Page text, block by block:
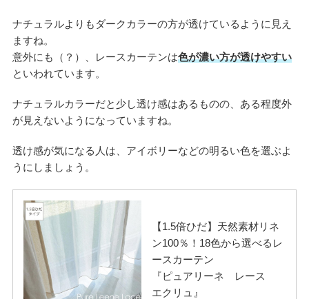
ナチュラルよりもダークカラーの方が透けているように見え
ますね。
意外にも（？）、レースカーテンは色が濃い方が透けやすい
といわれています。
ナチュラルカラーだと少し透け感はあるものの、ある程度外
が見えないようになっていますね。
透け感が気になる人は、アイボリーなどの明るい色を選ぶよ
うにしましょう。
【1.5倍ひだ】天然素材リネ
ン100％！18色から選べるレ
ースカーテン
『ピュアリーネ レース
エクリュ』